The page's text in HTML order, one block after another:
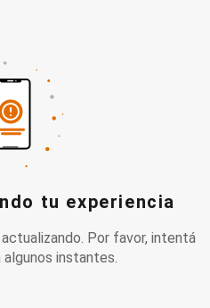
tu experiencia
Por favor, intentá
instantes.